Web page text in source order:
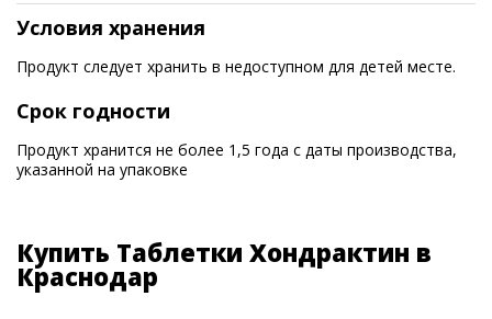
Условия хранения
Продукт следует хранить в недоступном для детей месте.
Срок годности
Продукт хранится не более 1,5 года с даты производства,
указанной на упаковке
Купить Таблетки Хондрактин в
Краснодар